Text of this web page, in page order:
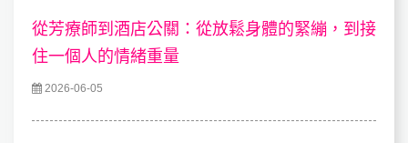
從芳療師到酒店公關：從放鬆身體的緊繃，到接
住一個人的情緒重量
2026-06-05